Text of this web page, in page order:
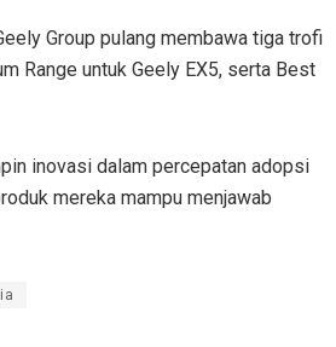
Group pulang membawa tiga trofi
Range untuk Geely EX5, serta Best
inovasi dalam percepatan adopsi
mereka mampu menjawab